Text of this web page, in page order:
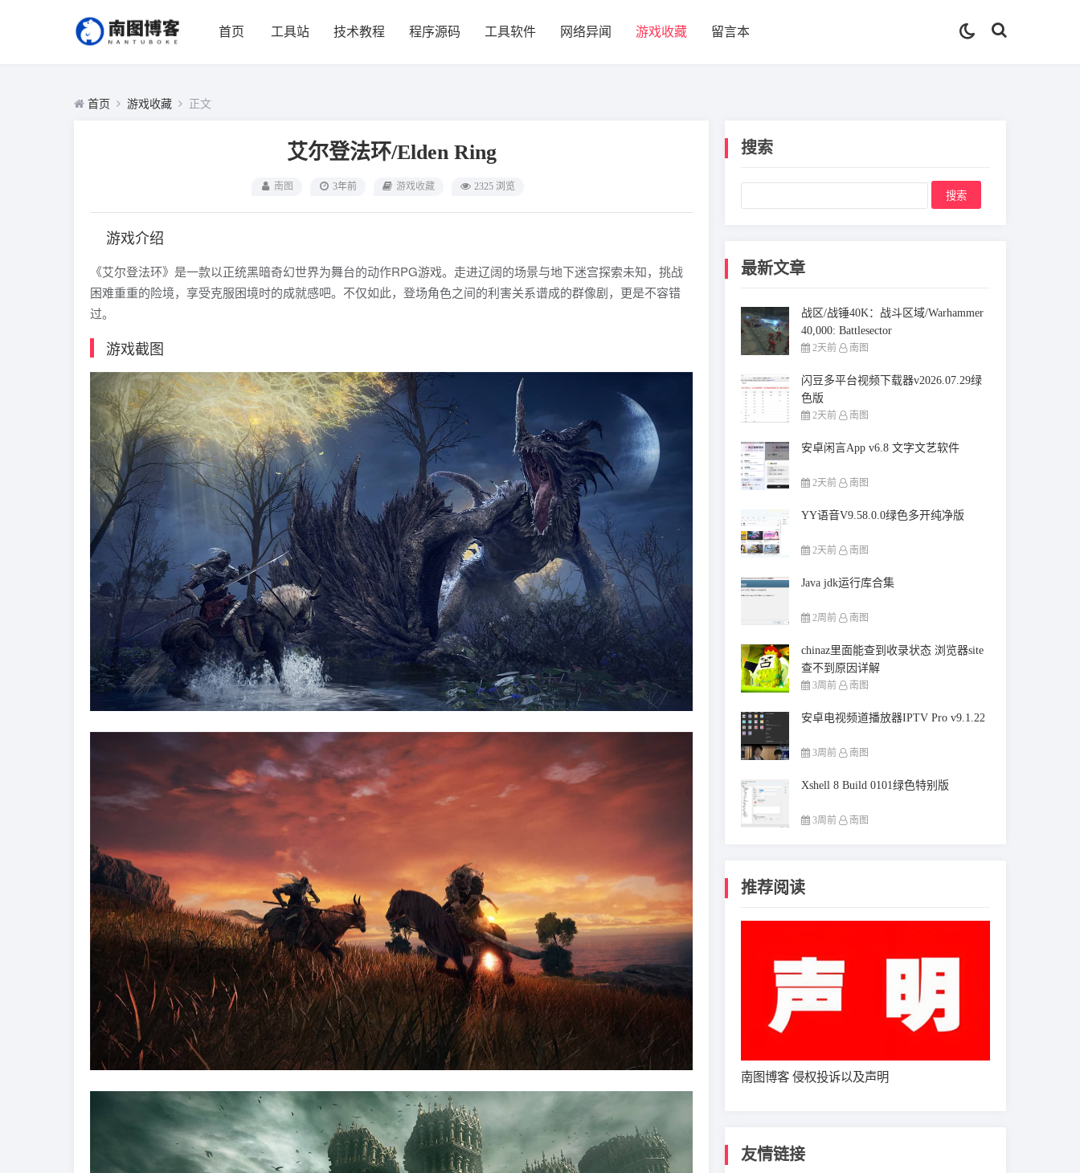
首页 工具站 技术教程 程序源码 工具软件 网络异闻 游戏收藏 留言本
首页 游戏收藏 正文
艾尔登法环/Elden Ring
南图 3年前 游戏收藏 2325 浏览
游戏介绍
《艾尔登法环》是一款以正统黑暗奇幻世界为舞台的动作RPG游戏。走进辽阔的场景与地下迷宫探索未知，挑战
困难重重的险境，享受克服困境时的成就感吧。不仅如此，登场角色之间的利害关系谱成的群像剧，更是不容错
过。
游戏截图
搜索
最新文章
战区/战锤40K：战斗区域/Warhammer
40,000: Battlesector
2天前 南图
闪豆多平台视频下载器v2026.07.29绿
色版
2天前 南图
安卓闲言App v6.8 文字文艺软件
2天前 南图
YY语音V9.58.0.0绿色多开纯净版
2天前 南图
Java jdk运行库合集
2周前 南图
chinaz里面能查到收录状态 浏览器site
查不到原因详解
3周前 南图
安卓电视频道播放器IPTV Pro v9.1.22
3周前 南图
Xshell 8 Build 0101绿色特别版
3周前 南图
推荐阅读
南图博客 侵权投诉以及声明
友情链接